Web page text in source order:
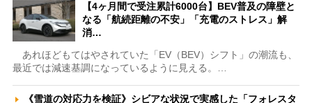
【4ヶ月間で受注累計6000台】BEV普及の障壁と
なる「航続距離の不安」「充電のストレス」解
消…
あれほどもてはやされていた「EV（BEV）シフト」の潮流も、
最近では減速基調になっているように見える。…
《雪道の対応力を検証》シビアな状況で実感した「フォレスタ